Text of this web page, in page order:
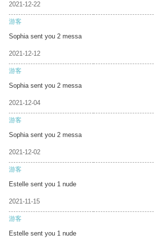
2021-12-22
游客
Sophia sent you 2 messa
2021-12-12
游客
Sophia sent you 2 messa
2021-12-04
游客
Sophia sent you 2 messa
2021-12-02
游客
Estelle sent you 1 nude
2021-11-15
游客
Estelle sent you 1 nude